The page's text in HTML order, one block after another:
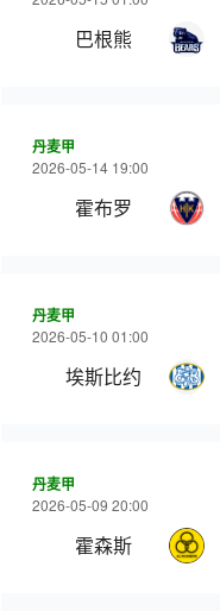
巴根熊
丹麦甲
2026-05-14 19:00
霍布罗
丹麦甲
2026-05-10 01:00
埃斯比约
丹麦甲
2026-05-09 20:00
霍森斯